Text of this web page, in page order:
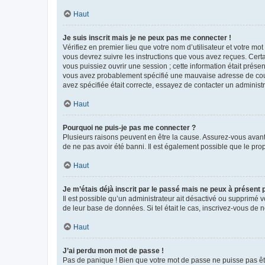
Haut
Je suis inscrit mais je ne peux pas me connecter !
Vérifiez en premier lieu que votre nom d’utilisateur et votre
vous devrez suivre les instructions que vous avez reçues.
vous puissiez ouvrir une session ; cette information était
vous avez probablement spécifié une mauvaise adresse de
avez spécifiée était correcte, essayez de contacter un
Haut
Pourquoi ne puis-je pas me connecter ?
Plusieurs raisons peuvent en être la cause. Assurez-vous
de ne pas avoir été banni. Il est également possible que le
Haut
Je m’étais déjà inscrit par le passé mais ne peux à présent
Il est possible qu’un administrateur ait désactivé ou
de leur base de données. Si tel était le cas, inscrivez-vous de
Haut
J’ai perdu mon mot de passe !
Pas de panique ! Bien que votre mot de passe ne puisse pas